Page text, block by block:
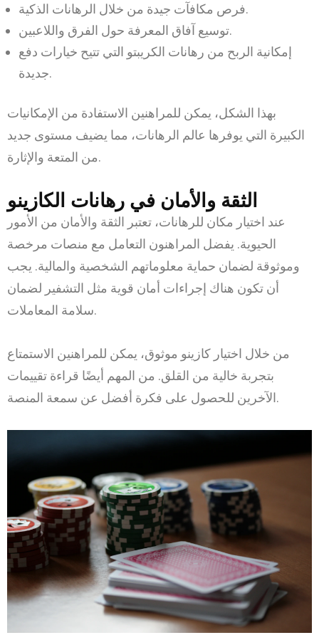
فرص مكافآت جيدة من خلال الرهانات الذكية.
توسيع آفاق المعرفة حول الفرق واللاعبين.
إمكانية الربح من رهانات الكريبتو التي تتيح خيارات دفع
جديدة.
بهذا الشكل، يمكن للمراهنين الاستفادة من الإمكانيات
الكبيرة التي يوفرها عالم الرهانات، مما يضيف مستوى جديد
من المتعة والإثارة.
الثقة والأمان في رهانات الكازينو
عند اختيار مكان للرهانات، تعتبر الثقة والأمان من الأمور
الحيوية. يفضل المراهنون التعامل مع منصات مرخصة
وموثوقة لضمان حماية معلوماتهم الشخصية والمالية. يجب
أن تكون هناك إجراءات أمان قوية مثل التشفير لضمان
سلامة المعاملات.
من خلال اختيار كازينو موثوق، يمكن للمراهنين الاستمتاع
بتجربة خالية من القلق. من المهم أيضًا قراءة تقييمات
الآخرين للحصول على فكرة أفضل عن سمعة المنصة.